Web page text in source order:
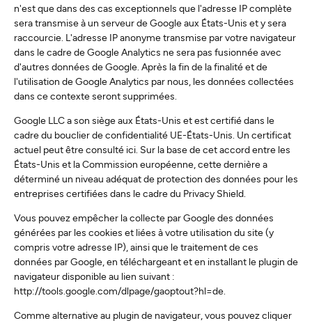
n'est que dans des cas exceptionnels que l'adresse IP complète
sera transmise à un serveur de Google aux États-Unis et y sera
raccourcie. L'adresse IP anonyme transmise par votre navigateur
dans le cadre de Google Analytics ne sera pas fusionnée avec
d'autres données de Google. Après la fin de la finalité et de
l'utilisation de Google Analytics par nous, les données collectées
dans ce contexte seront supprimées.
Google LLC a son siège aux États-Unis et est certifié dans le
cadre du bouclier de confidentialité UE-États-Unis. Un certificat
actuel peut être consulté ici. Sur la base de cet accord entre les
États-Unis et la Commission européenne, cette dernière a
déterminé un niveau adéquat de protection des données pour les
entreprises certifiées dans le cadre du Privacy Shield.
Vous pouvez empêcher la collecte par Google des données
générées par les cookies et liées à votre utilisation du site (y
compris votre adresse IP), ainsi que le traitement de ces
données par Google, en téléchargeant et en installant le plugin de
navigateur disponible au lien suivant :
http://tools.google.com/dlpage/gaoptout?hl=de.
Comme alternative au plugin de navigateur, vous pouvez cliquer